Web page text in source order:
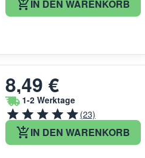
IN DEN WARENKORB
8,49 €
1-2 Werktage
(23)
IN DEN WARENKORB